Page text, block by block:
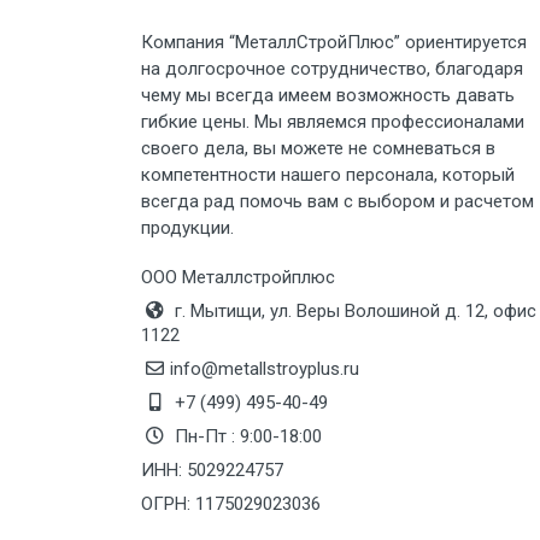
Груз до 6 м, вес до 3 тн
Груз до 6 м, вес до 5 тн
Груз до 6 м, вес до 8 тн
Груз до 6 м, вес до 10 тн
Груз до 12 м, вес до 20 тн
Манипулятор до 6 м, вес до 5 тн
Компания “МеталлСтройПлюс” ориентируется
на долгосрочное сотрудничество, благодаря
чему мы всегда имеем возможность давать
гибкие цены. Мы являемся профессионалами
своего дела, вы можете не сомневаться в
компетентности нашего персонала, который
всегда рад помочь вам с выбором и расчетом
продукции.
ООО Металлстройплюс
г. Мытищи, ул. Веры Волошиной д. 12, офис
1122
info@metallstroyplus.ru
+7 (499) 495-40-49
Пн-Пт : 9:00-18:00
ИНН: 5029224757
ОГРН: 1175029023036